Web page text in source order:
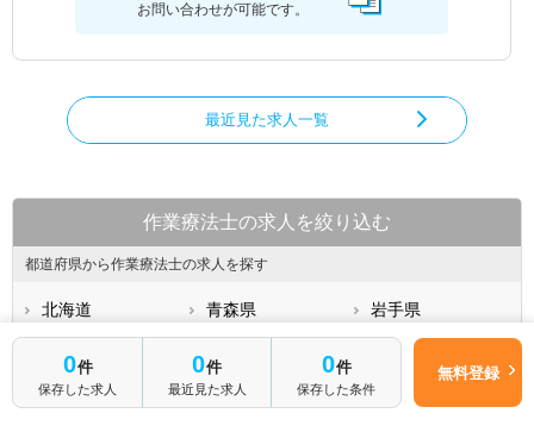
お問い合わせが可能です。
最近見た求人一覧
0件
保存した求人
0件
最近見た求人
0件
保存した条件
無料登録
作業療法士の求人を絞り込む
都道府県から作業療法士の求人を探す
北海道 青森県
岩手県
宮城県
秋田県
山形県
福島県
茨城県
群馬県
埼玉県
千葉県